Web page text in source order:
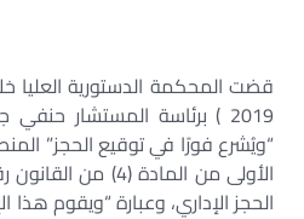
2019 ) برئاسة المستشار
“ويُشرع فورًا في توقيع الحجز”
الحجز الإداري، وعبارة “ويقوم هذا